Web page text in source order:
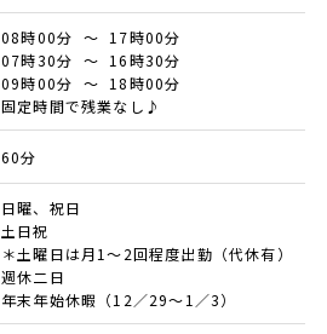
08時00分 ～ 17時00分
07時30分 ～ 16時30分
09時00分 ～ 18時00分
固定時間で残業なし♪
60分
日曜、祝日
土日祝
＊土曜日は月1～2回程度出勤（代休有）
週休二日
年末年始休暇（12／29～1／3）